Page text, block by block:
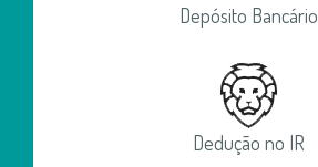
Depósito Bancário
Dedução no IR